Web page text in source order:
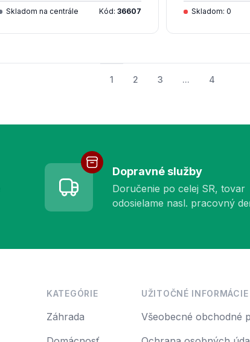
Skladom na centrále Kód: 36607 Skladom: 0
1 2 3 ... 4
Dopravné služby
Doručenie po celej SR, tovar
odosielame nasl. pracovný
KATEGÓRIE
Záhrada
UŽITOČNÉ INFORMÁCIE
Všeobecné obchodné